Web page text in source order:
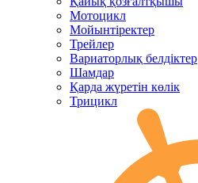
Мотоцикл
Мойынтіректер
Трейлер
Вариаторлық белдіктер
Шамдар
Қарда жүретін көлік
Трицикл